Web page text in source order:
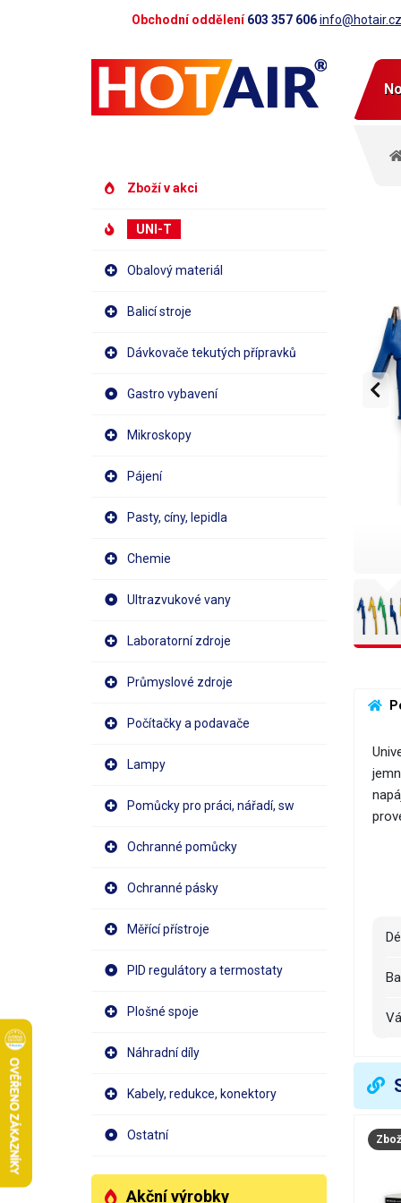
Obchodní oddělení603 357 606info@hotair.cz
Zboží v akci
UNI-T
Obalový materiál
Balicí stroje
Dávkovače tekutých přípravků
Gastro vybavení
Mikroskopy
Pájení
Pasty, cíny, lepidla
Chemie
Ultrazvukové vany
Laboratorní zdroje
Průmyslové zdroje
Počítačky a podavače
Lampy
Pomůcky pro práci, nářadí, sw
Ochranné pomůcky
Ochranné pásky
Měřící přístroje
PID regulátory a termostaty
Plošné spoje
Náhradní díly
Kabely, redukce, konektory
Ostatní
Akční výrobky